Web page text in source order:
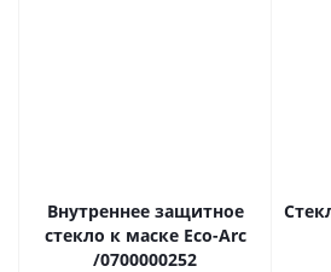
Внутреннее защитное
стекло к маске Eco-Arc
/0700000252